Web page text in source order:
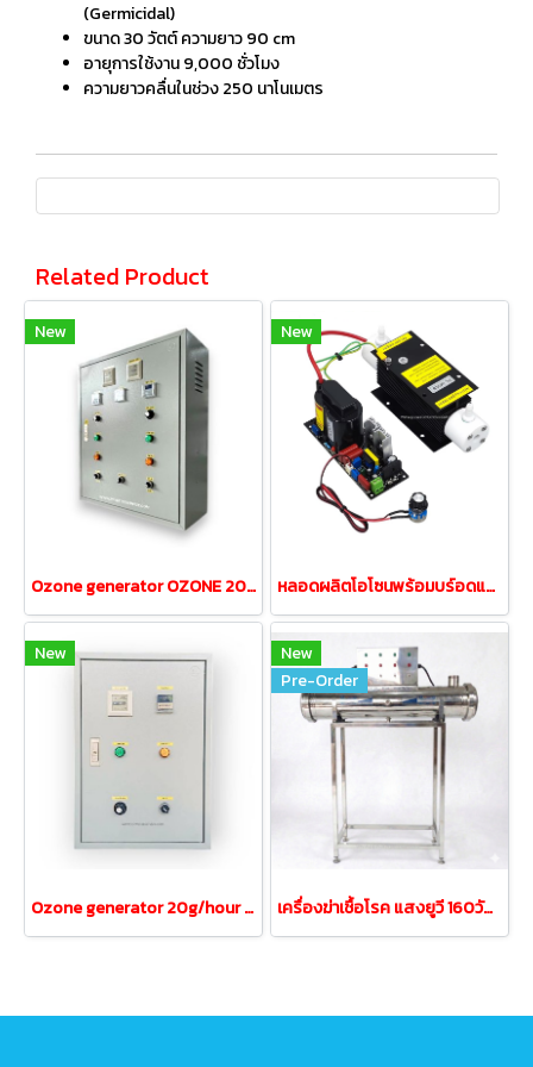
(Germicidal)
ขนาด 30 วัตต์ ความยาว 90 cm
อายุการใช้งาน 9,000 ชั่วโมง
ความยาวคลื่นในช่วง 250 นาโนเมตร
Related Product
New
Ozone generator OZONE 20-40 grams/hour independent operation
New
หลอดผลิตโอโซนพร้อมบร์อดแผงวงจร ขนาด 3กรัม/ชั่วโมง
New
Ozone generator 20g/hour Both water and air
New
Pre-Order
เครื่องฆ่าเชื้อโรค แสงยูวี 160วัตต์ UV 160 WATT